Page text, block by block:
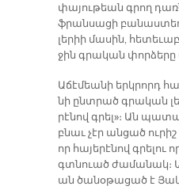
փա­յու­թեան գրող
ֆրան­սա­ցի
լե­րիի մա­սին,
ջին գրա­կան փոր­ձե­րը
Ա­ճէ­մեա­նի երկ­րորդ
նի ընտ­րած գրա­կան
րէ­նով գրե­լ»։ Ան
բնաւ չէր ան­ցած
որ հա­յե­րէ­նով գրե­լու
գտնուած ժա­մա­նակ։
ան ծա­նօ­թա­ցած է